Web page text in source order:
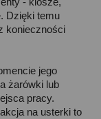
Dzięki temu
konieczności
jego
żarówki lub
pracy.
na usterki to